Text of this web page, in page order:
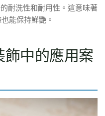
耐洗性和耐用性。這意味著
能保持鮮艷。
飾中的應用案